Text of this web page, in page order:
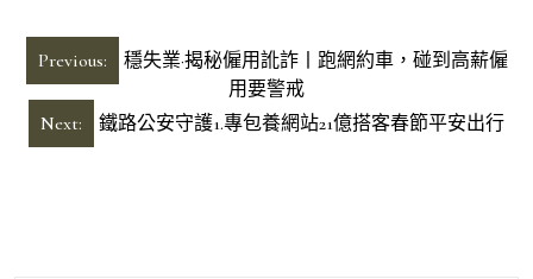
文
章
導
Previous:
穩失業·揭秘僱用訛詐丨跑網約車，碰到高薪僱
用要警戒
Next:
鐵路公安守護1.專包養網站21億搭客春節平安出行